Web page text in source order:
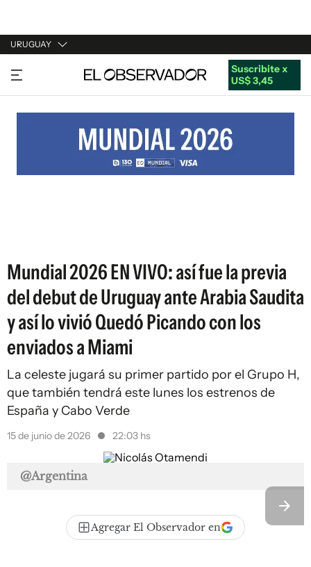
URUGUAY
URUGUAY
ARGENTINA
ESTADOS UNIDOS
Suscribite x
US$ 3,45
Mundial 2026 EN VIVO: así fue la previa
del debut de Uruguay ante Arabia Saudita
y así lo vivió Quedó Picando con los
enviados a Miami
La celeste jugará su primer partido por el Grupo H,
que también tendrá este lunes los estrenos de
España y Cabo Verde
15 de junio de 2026 22:03 hs
@Argentina
Agregar El Observador en